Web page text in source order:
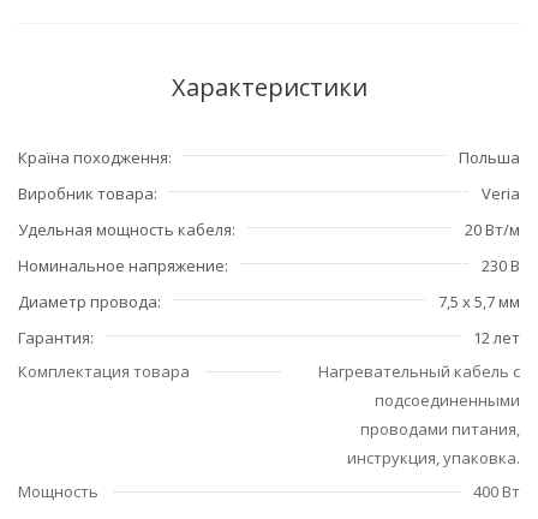
Характеристики
Країна походження
Польша
Виробник товара
Veria
Удельная мощность кабеля
20 Вт/м
Номинальное напряжение
230 В
Диаметр провода
7,5 х 5,7 мм
Гарантия
12 лет
Комплектация товара
Нагревательный кабель с
подсоединенными
проводами питания,
инструкция, упаковка.
Мощность
400 Вт